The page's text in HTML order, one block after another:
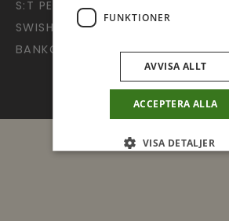
S:T PERSGATAN 9, 753 20 UPPSALA
SWISH: 123 602 52 74
BANKGIRO: 378-4022
FUNKTIONER
ACCEPTERA ALLA
AVVISA ALLT
VISA DETALJER